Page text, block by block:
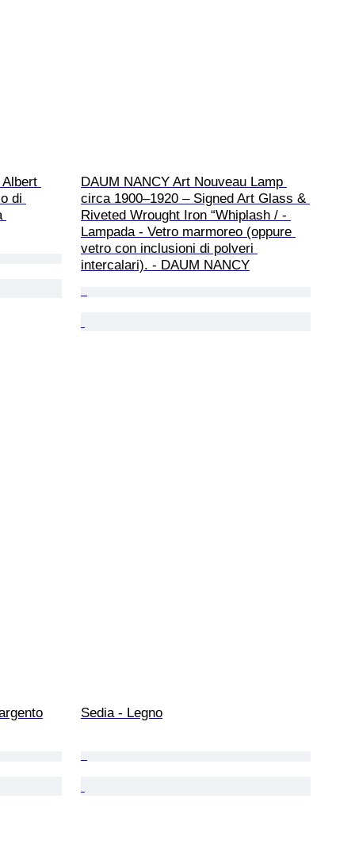
di
DAUM NANCY Art Nouveau Lamp
circa 1900–1920 – Signed Art Glass &
Riveted Wrought Iron “Whiplash / -
Lampada - Vetro marmoreo (oppure
vetro con inclusioni di polveri
intercalari). - DAUM NANCY
Sedia - Legno